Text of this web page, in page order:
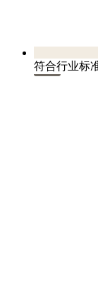
符合行业标